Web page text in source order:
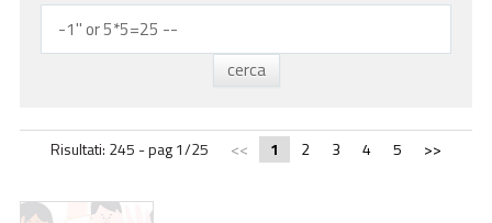
BIM
INFOS ET ÉVÉNEMENTS
TÉLÉCHARGEMENTS
Risultati: 245 - pag 1/25 << 1 2 3 4 5 >>